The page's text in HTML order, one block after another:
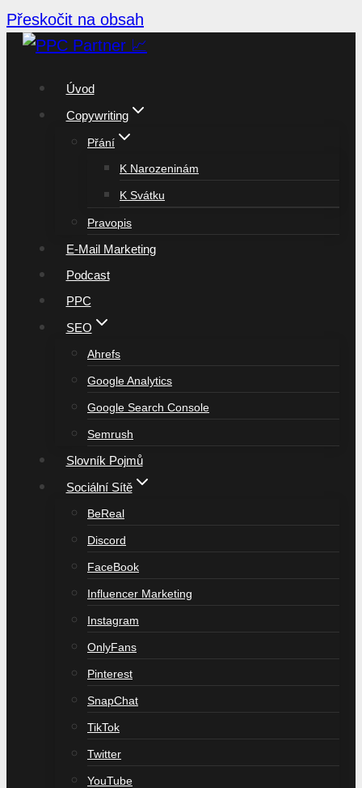
Přeskočit na obsah
Úvod
Copywriting
Přání
K Narozeninám
K Svátku
Pravopis
E-Mail Marketing
Podcast
PPC
SEO
Ahrefs
Google Analytics
Google Search Console
Semrush
Slovník Pojmů
Sociální Sítě
BeReal
Discord
FaceBook
Influencer Marketing
Instagram
OnlyFans
Pinterest
SnapChat
TikTok
Twitter
YouTube